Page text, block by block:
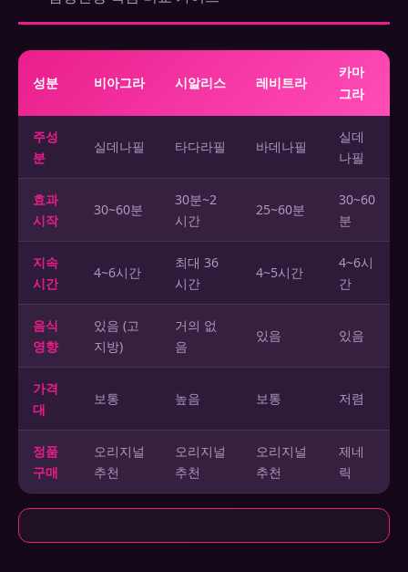
성분 비아그라 시알리스 레비트라
카마
그라
주성
분
실데나필 타다라필 바데나필
실데
나필
효과
시작
30~60분
30분~2
시간
25~60분
30~60
분
지속
시간
4~6시간
최대 36
시간
4~5시간
4~6시
간
음식
영향
있음 (고
지방)
거의 없
음
있음 있음
가격
대
보통 높음 보통 저렴
정품
구매
오리지널
추천
오리지널
추천
오리지널
추천
제네
릭